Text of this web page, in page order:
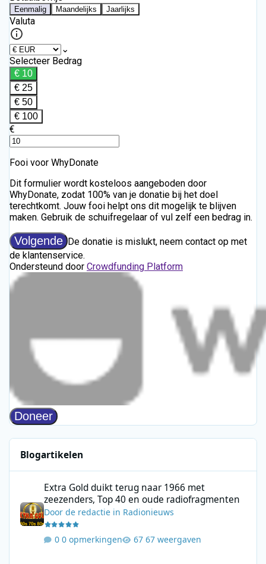
Blogartikelen
Extra Gold duikt terug naar 1966 met
zeezenders, Top 40 en oude radiofragmenten
Doorde redactie in Radionieuws
0 opmerkingen 67 weergaven